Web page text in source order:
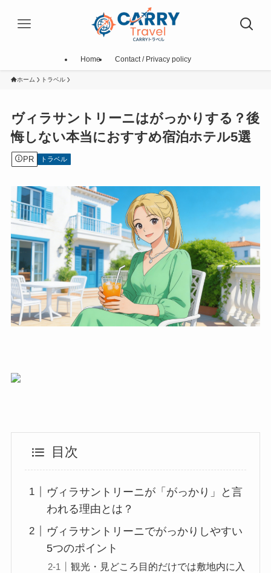
Home Contact / Privacy policy
ホーム トラベル
ヴィラサントリーニはがっかりする？後
悔しない本当におすすめ宿泊ホテル5選
PR トラベル
目次
ヴィラサントリーニが「がっかり」と言
われる理由とは？
ヴィラサントリーニでがっかりしやすい
5つのポイント
観光・見どころ目的だけでは敷地内に入